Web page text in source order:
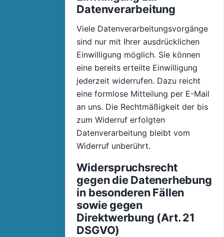
Datenverarbeitung
Viele Datenverarbeitungsvorgänge
sind nur mit Ihrer ausdrücklichen
Einwilligung möglich. Sie können
eine bereits erteilte Einwilligung
jederzeit widerrufen. Dazu reicht
eine formlose Mitteilung per E-Mail
an uns. Die Rechtmäßigkeit der bis
zum Widerruf erfolgten
Datenverarbeitung bleibt vom
Widerruf unberührt.
Widerspruchsrecht
gegen die Datenerhebung
in besonderen Fällen
sowie gegen
Direktwerbung (Art. 21
DSGVO)